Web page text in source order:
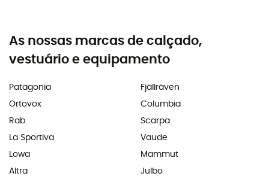
As nossas marcas de calçado,
vestuário e equipamento
Patagonia
Ortovox
Rab
La Sportiva
Lowa
Altra
Fjällräven
Columbia
Scarpa
Vaude
Mammut
Julbo